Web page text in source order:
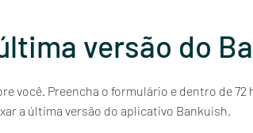
versão do
você. Preencha o formulário e dentro de 72
a última versão do aplicativo Bankuish.